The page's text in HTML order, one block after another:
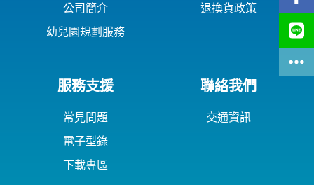
公司簡介
幼兒園規劃服務
退換貨政策
服務支援
常見問題
電子型錄
下載專區
聯絡我們
交通資訊